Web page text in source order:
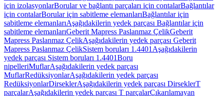
için izolasyonlarBorular ve bağlantı parçaları için contalarBağlantılar
için contalarBorular için sabitleme elemanlarıBağlantılar için
sabitleme elemanlarıAşağıdakilerin yedek parçası Bağlantılar için
sabitleme elemanlarıGeberit Mapress Paslanmaz ÇelikGeberit
Mapress Paslanmaz ÇelikAşağıdakilerin yedek parçası Geberit
Mapress Paslanmaz ÇelikSistem boruları 1.4401 Aşağıdakilerin
yedek parçası Sistem boruları 1.4401Boru
nipelleriMuflarAşağıdakilerin yedek parçası
MuflarRedüksiyonlarAşağıdakilerin yedek parçası
RedüksiyonlarDirseklerAşağıdakilerin yedek parçası DirseklerT
parçalarAşağıdakilerin yedek parçası T parçalarÇıkarılamayan